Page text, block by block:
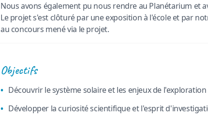
Nous avons également pu nous rendre au Planétarium et
Le projet s'est clôturé par une exposition à l'école et par
au concours mené via le projet.
Objectifs
Découvrir le système solaire et les enjeux de l'exploration
Développer la curiosité scientifique et l'esprit